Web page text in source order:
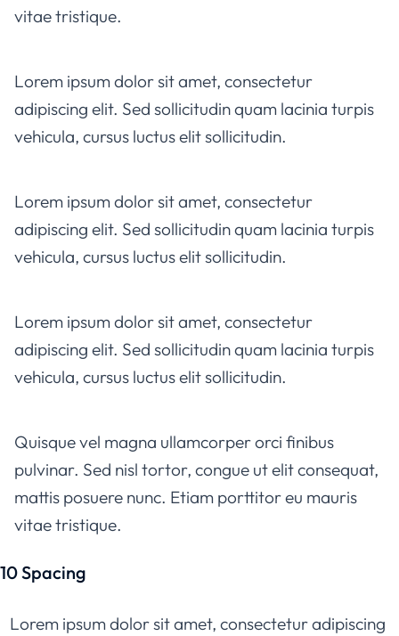
vitae tristique.
Lorem ipsum dolor sit amet, consectetur
adipiscing elit. Sed sollicitudin quam lacinia turpis
vehicula, cursus luctus elit sollicitudin.
Lorem ipsum dolor sit amet, consectetur
adipiscing elit. Sed sollicitudin quam lacinia turpis
vehicula, cursus luctus elit sollicitudin.
Lorem ipsum dolor sit amet, consectetur
adipiscing elit. Sed sollicitudin quam lacinia turpis
vehicula, cursus luctus elit sollicitudin.
Quisque vel magna ullamcorper orci finibus
pulvinar. Sed nisl tortor, congue ut elit consequat,
mattis posuere nunc. Etiam porttitor eu mauris
vitae tristique.
10 Spacing
Lorem ipsum dolor sit amet, consectetur adipiscing